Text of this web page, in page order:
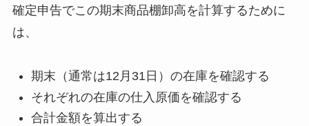
確定申告でこの期末商品棚卸高を計算するために
は、
期末（通常は12月31日）の在庫を確認する
それぞれの在庫の仕入原価を確認する
合計金額を算出する